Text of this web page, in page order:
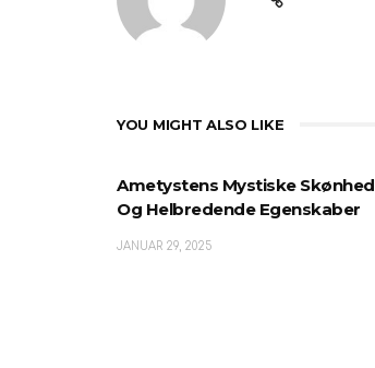
YOU MIGHT ALSO LIKE
Ametystens Mystiske Skønhed
Og Helbredende Egenskaber
JANUAR 29, 2025